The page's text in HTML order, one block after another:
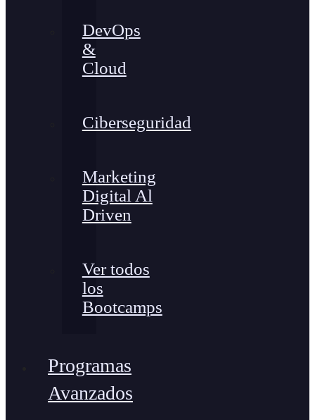
DevOps
&
Cloud
Ciberseguridad
Marketing
Digital Al
Driven
Ver todos
los
Bootcamps
Programas
Avanzados